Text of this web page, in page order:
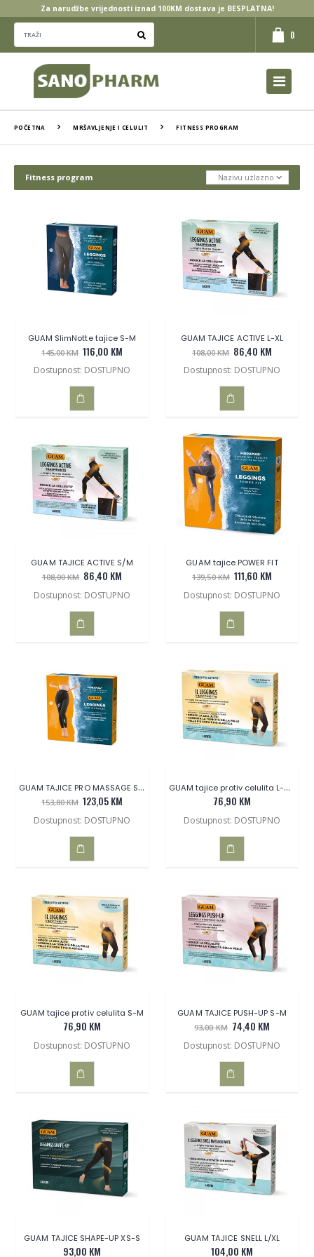
Za narudžbe vrijednosti iznad 100KM dostava je BESPLATNA!
0
POČETNA MRŠAVLJENJE I CELULIT FITNESS PROGRAM
Fitness program
GUAM SlimNotte tajice S-M
145,00 KM 116,00 KM
Dostupnost: DOSTUPNO
U
KOŠARICU
GUAM TAJICE ACTIVE L-XL
108,00 KM 86,40 KM
Dostupnost: DOSTUPNO
U
KOŠARICU
GUAM TAJICE ACTIVE S/M
108,00 KM 86,40 KM
Dostupnost: DOSTUPNO
KOŠARICU
GUAM tajice POWER FIT
139,50 KM 111,60 KM
Dostupnost: DOSTUPNO
U
KOŠARICU
GUAM TAJICE PRO MASSAGE S-M
153,80 KM 123,05 KM
Dostupnost: DOSTUPNO
U
KOŠARICU
GUAM tajice protiv celulita L-XL -kratke
76,90 KM
Dostupnost: DOSTUPNO
KOŠARICU
GUAM tajice protiv celulita S-M
76,90 KM
Dostupnost: DOSTUPNO
U
KOŠARICU
GUAM TAJICE PUSH-UP S-M
93,00 KM 74,40 KM
Dostupnost: DOSTUPNO
KOŠARICU
GUAM TAJICE SHAPE-UP XS-S
93,00 KM
GUAM TAJICE SNELL L/XL
104,00 KM